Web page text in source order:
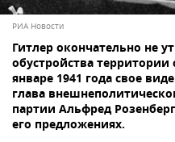
РИА Новости
Гитлер окончательно не
обустройства территории
январе 1941 года свое
глава
партии Альфред
его предложениях.